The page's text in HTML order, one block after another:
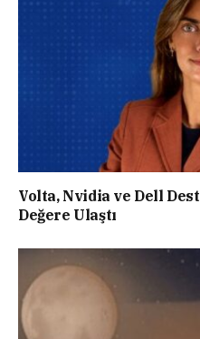
Volta, Nvidia ve Dell
Değere Ulaştı